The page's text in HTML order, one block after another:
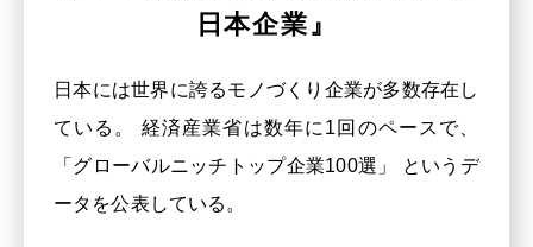
日本企業』
日本には世界に誇るモノづくり企業が多数存在し
ている。 経済産業省は数年に1回のペースで、
「グローバルニッチトップ企業100選」 というデ
ータを公表している。